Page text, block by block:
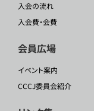
入会の流れ
入会費・会費
会員広場
イベント案内
CCCJ委員会紹介